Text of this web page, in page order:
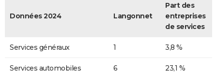
Données 2024 Langonnet
Part des
entreprises
de services
Services généraux 1 3,8 %
Services automobiles 6 23,1 %